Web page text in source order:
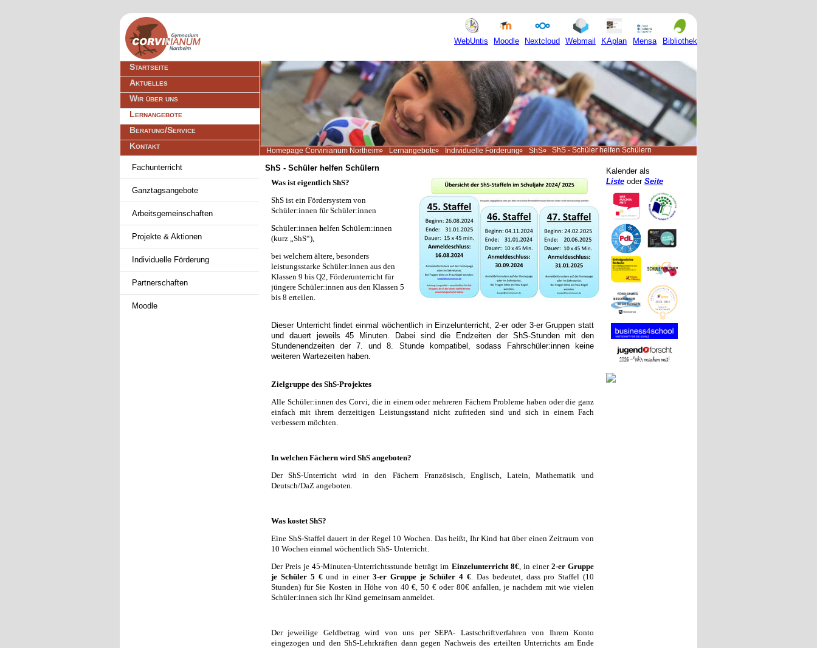
WebUntis Moodle Nextcloud Webmail KAplan Mensa Bibliothek
Navigation
überspringen
Startseite
Aktuelles
Wir über uns
Lernangebote
Beratung/Service
Kontakt
Homepage Corvinianum Northeim Lernangebote Individuelle Förderung ShS ShS - Schüler helfen Schülern
ShS - Schüler helfen Schülern
Was ist eigentlich ShS?
ShS ist ein Fördersystem von
Schüler:innen für Schüler:innen
Schüler:innen helfen Schülern:innen
(kurz „ShS“),
bei welchem ältere, besonders
leistungsstarke Schüler:innen aus den
Klassen 9 bis Q2, Förderunterricht für
jüngere Schüler:innen aus den Klassen 5
bis 8 erteilen.
Dieser Unterricht findet einmal wöchentlich in Einzelunterricht, 2-er oder 3-er Gruppen statt
und dauert jeweils 45 Minuten. Dabei sind die Endzeiten der ShS-Stunden mit den
Stundenendzeiten der 7. und 8. Stunde kompatibel, sodass Fahrschüler:innen keine
weiteren Wartezeiten haben.
Zielgruppe des ShS-Projektes
Alle Schüler:innen des Corvi, die in einem oder mehreren Fächern Probleme haben oder die ganz
einfach mit ihrem derzeitigen Leistungsstand nicht zufrieden sind und sich in einem Fach
verbessern möchten.
In welchen Fächern wird ShS angeboten?
Der ShS-Unterricht wird in den Fächern Französisch, Englisch, Latein, Mathematik und
Deutsch/DaZ angeboten.
Was kostet ShS?
Eine ShS-Staffel dauert in der Regel 10 Wochen. Das heißt, Ihr Kind hat über einen Zeitraum von
10 Wochen einmal wöchentlich ShS- Unterricht.
Der Preis je 45-Minuten-Unterrichtsstunde beträgt im Einzelunterricht 8€, in einer 2-er Gruppe
je Schüler 5 €und in einer 3-er Gruppe je Schüler 4 €. Das bedeutet, dass pro Staffel (10
Stunden) für Sie Kosten in Höhe von 40 €, 50 € oder 80€ anfallen, je nachdem mit wie vielen
Schüler:innen sich Ihr Kind gemeinsam anmeldet.
Der jeweilige Geldbetrag wird von uns per SEPA- Lastschriftverfahren von Ihrem Konto
eingezogen und den ShS-Lehrkräften dann gegen Nachweis des erteilten Unterrichts am Ende
überspringen
Fachunterricht
Ganztagsangebote
Arbeitsgemeinschaften
Projekte & Aktionen
Individuelle Förderung
Partnerschaften
Moodle
Kalender als
Liste oder Seite